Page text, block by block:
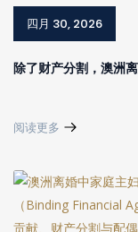
除了财产分割，澳洲
阅读更多
四月 30, 2026